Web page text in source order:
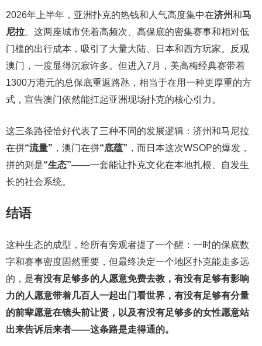
2026年上半年，亚洲扑克的热钱和人气高度集中在济州和马
尼拉。这两座城市凭着高频次、高保底的密集赛事和相对低
门槛的出行成本，吸引了大量大陆、日本和西方玩家。反观
澳门，一度显得沉寂许多。但进入7月，美高梅经典赛带着
1300万港元的总保底重返路氹，相当于在用一种更厚重的方
式，宣告澳门依然能扛起亚洲现场扑克的核心引力。
这三条路径恰好代表了三种不同的发展逻辑：济州和马尼拉
在拼“流量” ，澳门在拼“底蕴” ，而日本这次WSOP的爆发，
拼的则是“生态”——一套能让扑克文化在本地扎根、自发生
长的社会系统。
结语
这种生态的成型，给所有旁观者提了一个醒：一时的保底数
字和赛事密度固然重要，但最终决定一个地区扑克能走多远
的，是有没有足够多的人愿意免费去教，有没有足够有影响
力的人愿意带着几百人一起出门看世界，有没有足够有分量
的前辈愿意在镜头前让贤，以及有没有足够多的女性愿意站
出来告诉后来者——这条路是走得通的。